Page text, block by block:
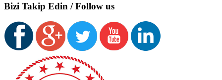
Bizi Takip Edin / Follow us